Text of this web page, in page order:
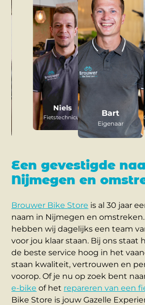
Niels
Fietstechnicus Bart
Eigenaar
Een gevestigde
Nijmegen en
Brouwer Bike Store is al 30 jaar
naam in Nijmegen en
hebben wij dagelijks een team
voor jou klaar staan. Bij ons staat
de beste service hoog in het
staan kwaliteit, vertrouwen en
voorop. Of je nu op zoek bent
e-bike of het repareren van een
Bike Store is jouw Gazelle